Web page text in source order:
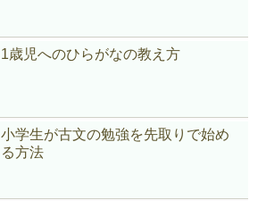
1歳児へのひらがなの教え方
小学生が古文の勉強を先取りで始め
る方法